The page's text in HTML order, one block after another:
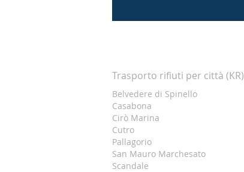
Trasporto rifiuti per città (KR)
Belvedere di Spinello
Casabona
Cirò Marina
Cutro
Pallagorio
San Mauro Marchesato
Scandale